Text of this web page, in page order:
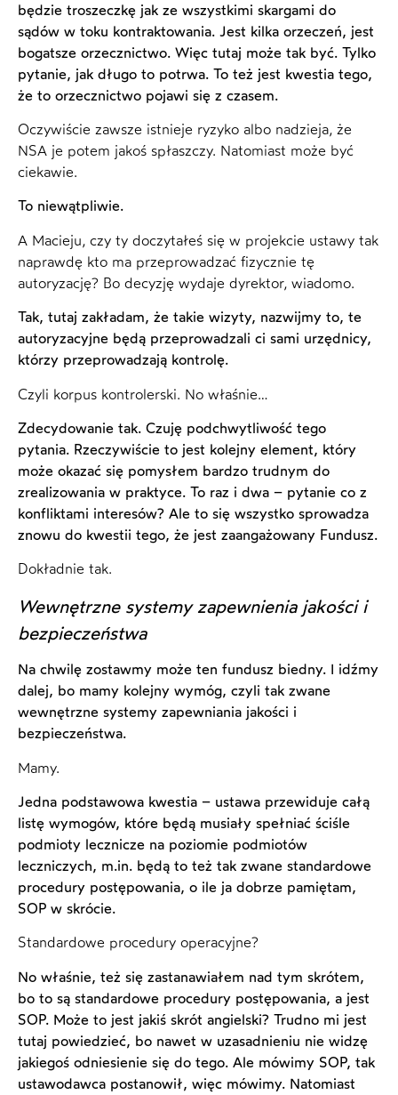
będzie troszeczkę jak ze wszystkimi skargami do
sądów w toku kontraktowania. Jest kilka orzeczeń, jest
bogatsze orzecznictwo. Więc tutaj może tak być. Tylko
pytanie, jak długo to potrwa. To też jest kwestia tego,
że to orzecznictwo pojawi się z czasem.
Oczywiście zawsze istnieje ryzyko albo nadzieja, że
NSA je potem jakoś spłaszczy. Natomiast może być
ciekawie.
To niewątpliwie.
A Macieju, czy ty doczytałeś się w projekcie ustawy tak
naprawdę kto ma przeprowadzać fizycznie tę
autoryzację? Bo decyzję wydaje dyrektor, wiadomo.
Tak, tutaj zakładam, że takie wizyty, nazwijmy to, te
autoryzacyjne będą przeprowadzali ci sami urzędnicy,
którzy przeprowadzają kontrolę.
Czyli korpus kontrolerski. No właśnie…
Zdecydowanie tak. Czuję podchwytliwość tego
pytania. Rzeczywiście to jest kolejny element, który
może okazać się pomysłem bardzo trudnym do
zrealizowania w praktyce. To raz i dwa – pytanie co z
konfliktami interesów? Ale to się wszystko sprowadza
znowu do kwestii tego, że jest zaangażowany Fundusz.
Dokładnie tak.
Wewnętrzne systemy zapewnienia jakości i
bezpieczeństwa
Na chwilę zostawmy może ten fundusz biedny. I idźmy
dalej, bo mamy kolejny wymóg, czyli tak zwane
wewnętrzne systemy zapewniania jakości i
bezpieczeństwa.
Mamy.
Jedna podstawowa kwestia – ustawa przewiduje całą
listę wymogów, które będą musiały spełniać ściśle
podmioty lecznicze na poziomie podmiotów
leczniczych, m.in. będą to też tak zwane standardowe
procedury postępowania, o ile ja dobrze pamiętam,
SOP w skrócie.
Standardowe procedury operacyjne?
No właśnie, też się zastanawiałem nad tym skrótem,
bo to są standardowe procedury postępowania, a jest
SOP. Może to jest jakiś skrót angielski? Trudno mi jest
tutaj powiedzieć, bo nawet w uzasadnieniu nie widzę
jakiegoś odniesienie się do tego. Ale mówimy SOP, tak
ustawodawca postanowił, więc mówimy. Natomiast